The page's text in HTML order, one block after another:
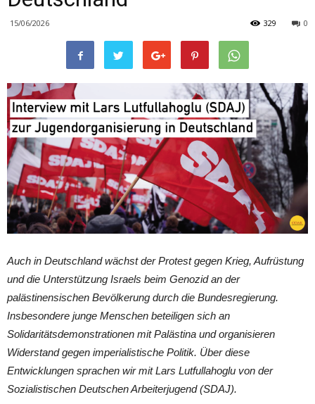
15/06/2026 0
329
Auch in Deutschland wächst der Protest gegen Krieg, Aufrüstung
und die Unterstützung Israels beim Genozid an der
palästinensischen Bevölkerung durch die Bundesregierung.
Insbesondere junge Menschen beteiligen sich an
Solidaritätsdemonstrationen mit Palästina und organisieren
Widerstand gegen imperialistische Politik. Über diese
Entwicklungen sprachen wir mit Lars Lutfullahoglu von der
Sozialistischen Deutschen Arbeiterjugend (SDAJ).